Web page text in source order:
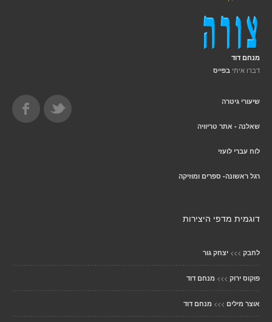
מנחם דוד
דברו איתי בפייס
שיעורי גיטרה
שאלנה - אתר טריוויה
לוח עברי לועזי
רגל ראשונה- ספרים ומוזיקה
דוגמית מדפי היצירות
לחבק >>> יצחק גור
פוקוס ירוק >>> מנחם דוד
אוצר מילים >>> מנחם דוד